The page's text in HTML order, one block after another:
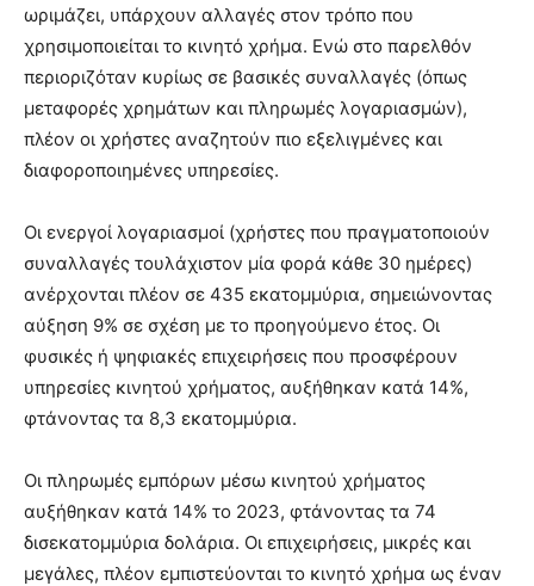
ωριμάζει, υπάρχουν αλλαγές στον τρόπο που
χρησιμοποιείται το κινητό χρήμα. Ενώ στο παρελθόν
περιοριζόταν κυρίως σε βασικές συναλλαγές (όπως
μεταφορές χρημάτων και πληρωμές λογαριασμών),
πλέον οι χρήστες αναζητούν πιο εξελιγμένες και
διαφοροποιημένες υπηρεσίες.
Οι ενεργοί λογαριασμοί (χρήστες που πραγματοποιούν
συναλλαγές τουλάχιστον μία φορά κάθε 30 ημέρες)
ανέρχονται πλέον σε 435 εκατομμύρια, σημειώνοντας
αύξηση 9% σε σχέση με το προηγούμενο έτος. Οι
φυσικές ή ψηφιακές επιχειρήσεις που προσφέρουν
υπηρεσίες κινητού χρήματος, αυξήθηκαν κατά 14%,
φτάνοντας τα 8,3 εκατομμύρια.
Οι πληρωμές εμπόρων μέσω κινητού χρήματος
αυξήθηκαν κατά 14% το 2023, φτάνοντας τα 74
δισεκατομμύρια δολάρια. Οι επιχειρήσεις, μικρές και
μεγάλες, πλέον εμπιστεύονται το κινητό χρήμα ως έναν